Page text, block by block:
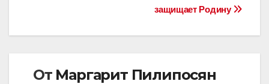
защищает Родину
От Маргарит Пилипосян